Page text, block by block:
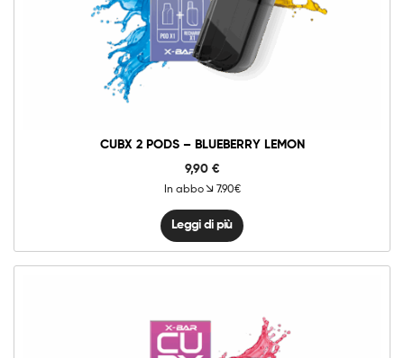
CUBX 2 PODS – BLUEBERRY LEMON
9,90 €
In abbo 7.90€
Leggi di più